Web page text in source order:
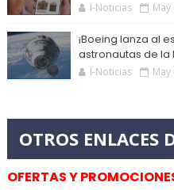
I-Noticias May
¡Boeing lanza al
astronautas de la
I-Noticias May
OFERTAS Y